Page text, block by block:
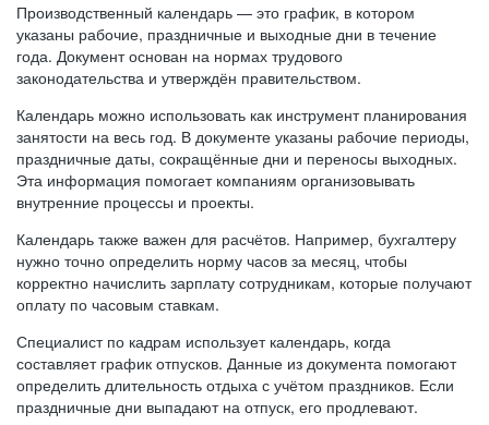
Производственный календарь — это график, в котором
указаны рабочие, праздничные и выходные дни в течение
года. Документ основан на нормах трудового
законодательства и утверждён правительством.
Календарь можно использовать как инструмент планирования
занятости на весь год. В документе указаны рабочие периоды,
праздничные даты, сокращённые дни и переносы выходных.
Эта информация помогает компаниям организовывать
внутренние процессы и проекты.
Календарь также важен для расчётов. Например, бухгалтеру
нужно точно определить норму часов за месяц, чтобы
корректно начислить зарплату сотрудникам, которые получают
оплату по часовым ставкам.
Специалист по кадрам использует календарь, когда
составляет график отпусков. Данные из документа помогают
определить длительность отдыха с учётом праздников. Если
праздничные дни выпадают на отпуск, его продлевают.